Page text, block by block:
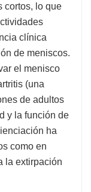
cortos, lo que
clínica
de meniscos.
el menisco
(una
de adultos
y la función de
ha
como en
la extirpación